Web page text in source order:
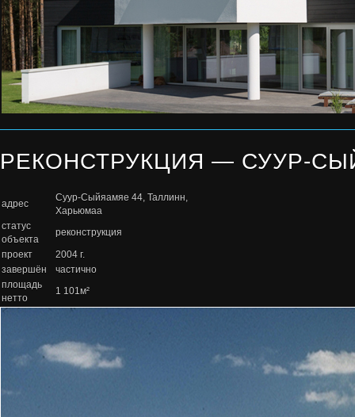
РЕКОНСТРУКЦИЯ — СУУР-
адрес
Суур-Сыйяамяе 44, Таллинн,
Харьюмаа
статус
объекта
реконструкция
проект
2004 г.
завершён
частично
площадь
нетто
1 101м²